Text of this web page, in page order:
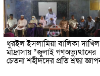
ধুরইল ইসলামিয়া বালিকা দাখিল
মাদ্রাসায় “জুলাই গণঅভ্যুত্থানের
চেতনা শহীদদের প্রতি শ্রদ্ধা